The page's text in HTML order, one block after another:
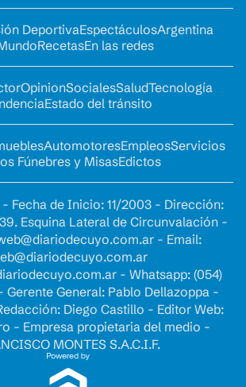
DeportivaEspectáculosArgentina
RecetasEn las redes
OpinionSocialesSaludTecnología
Estado del tránsito
AutomotoresEmpleosServicios
Fúnebres y MisasEdictos
Fecha de Inicio: 11/2003 - Dirección:
Esquina Lateral de Circunvalación -
- Email:
- Whatsapp: (054)
Gerente General: Pablo Dellazoppa -
Diego Castillo - Editor Web:
- Empresa propietaria del medio -
MONTES S.A.C.I.F.